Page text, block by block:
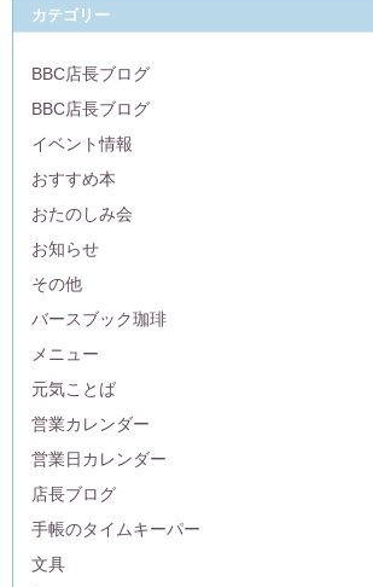
カテゴリー
BBC店長ブログ
BBC店長ブログ
イベント情報
おすすめ本
おたのしみ会
お知らせ
その他
バースブック珈琲
メニュー
元気ことば
営業カレンダー
営業日カレンダー
店長ブログ
手帳のタイムキーパー
文具